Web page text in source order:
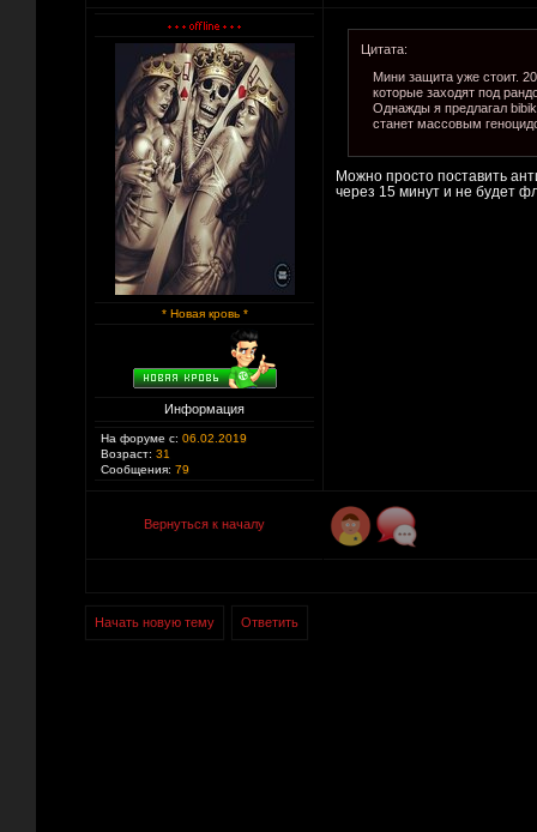
* Новая кровь *
Информация
На форуме с: 06.02.2019
Возраст: 31
Сообщения: 79
Цитата:
Мини защита уже стоит.
которые заходят под
Однажды я предлагал
станет массовым
Можно просто поставить
через 15 минут и не будет
Вернуться к началу
Начать новую тему Ответить